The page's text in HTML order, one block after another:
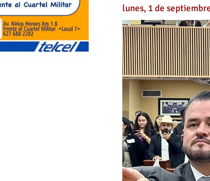
lunes, 1 de